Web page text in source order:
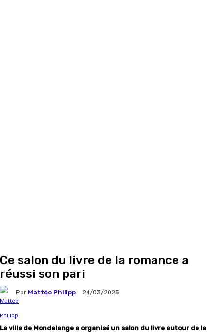
Ce salon du livre de la romance a
réussi son pari
Par Mattéo Philipp 24/03/2025
La ville de Mondelange a organisé un salon du livre autour de la